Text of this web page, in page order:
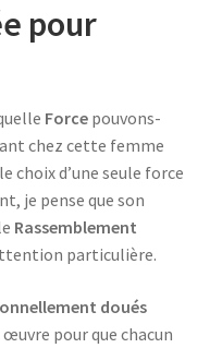
pour
Forcepouvons-
chez cette femme
le choix d’une seule force
je pense que son
Rassemblement
particulière.
doués
pour que chacun